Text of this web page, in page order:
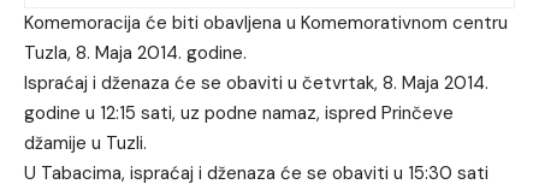
Komemoracija će biti obavljena u Komemorativnom centru
Tuzla, 8. Maja 2014. godine.
Ispraćaj i dženaza će se obaviti u četvrtak, 8. Maja 2014.
godine u 12:15 sati, uz podne namaz, ispred Prinčeve
džamije u Tuzli.
U Tabacima, ispraćaj i dženaza će se obaviti u 15:30 sati